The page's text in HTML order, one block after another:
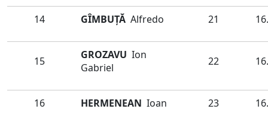
14 GÎMBUŢĂ Alfredo 21
15 GROZAVU Ion
Gabriel
22
16 HERMENEAN Ioan 23